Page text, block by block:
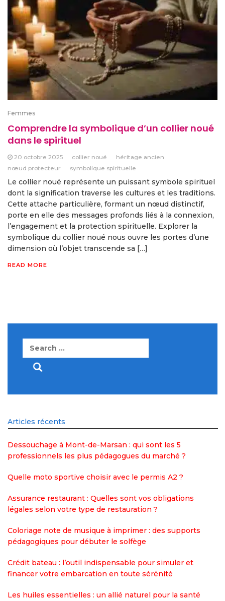
Femmes
Comprendre la symbolique d’un collier noué
dans le spirituel
20 octobre 2025 collier noué
héritage ancien
nœud protecteur
symbolique spirituelle
Le collier noué représente un puissant symbole spirituel
dont la signification traverse les cultures et les traditions.
Cette attache particulière, formant un nœud distinctif,
porte en elle des messages profonds liés à la connexion,
l’engagement et la protection spirituelle. Explorer la
symbolique du collier noué nous ouvre les portes d’une
dimension où l’objet transcende sa […]
READ MORE
Search
Articles récents
Dessouchage à Mont-de-Marsan : qui sont les 5
professionnels les plus pédagogues du marché ?
Quelle moto sportive choisir avec le permis A2 ?
Assurance restaurant : Quelles sont vos obligations
légales selon votre type de restauration ?
Coloriage note de musique à imprimer : des supports
pédagogiques pour débuter le solfège
Crédit bateau : l’outil indispensable pour simuler et
financer votre embarcation en toute sérénité
Les huiles essentielles : un allié naturel pour la santé